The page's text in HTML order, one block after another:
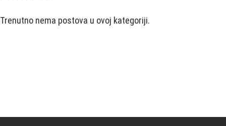
Trenutno nema postova u ovoj kategoriji.